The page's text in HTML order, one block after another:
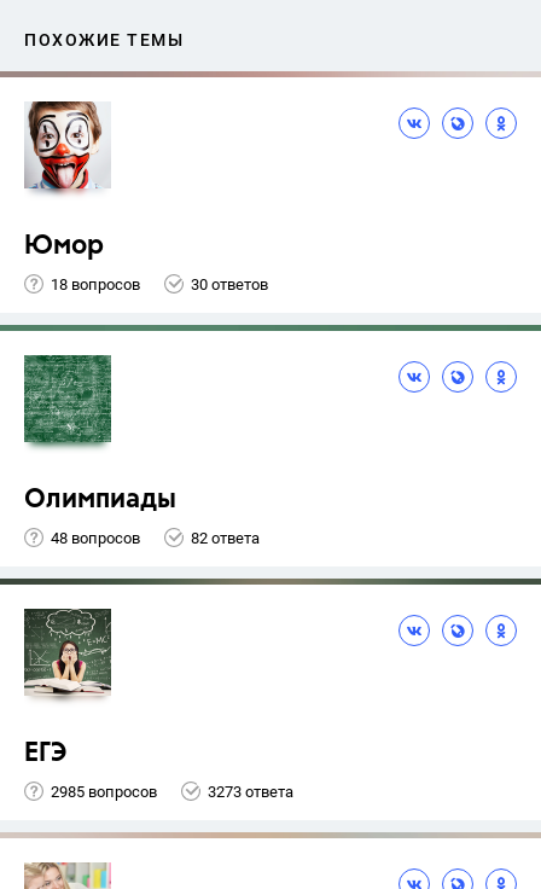
ПОХОЖИЕ ТЕМЫ
Юмор
18 вопросов 30 ответов
Олимпиады
48 вопросов 82 ответа
ЕГЭ
2985 вопросов 3273 ответа